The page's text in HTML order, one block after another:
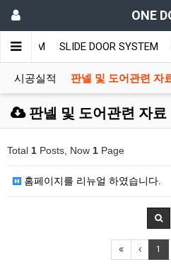
ONE
SYSTEM SLIDE DOOR SYSTEM
시공실적 판넬 및 도어관련 자
판넬 및 도어관련 자료
Total 1 Posts, Now 1 Page
홈페이지를 리뉴얼 하였습니다.
1